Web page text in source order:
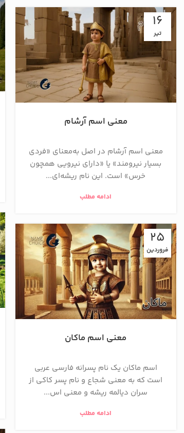
16
تیر
معنی اسم آرشام
معنی اسم آرشام در اصل به‌معنای «فردی
بسیار نیرومند» یا «دارای نیرویی همچون
خرس» است. این نام ریشه‌ای...
ادامه مطلب
25
فروردین
معنی اسم ماکان
اسم ماکان یک نام پسرانه فارسی عربی
است که به معنی شجاع و نام پسر كاكي از
سران ديالمه ریشه و معنی اس...
ادامه مطلب